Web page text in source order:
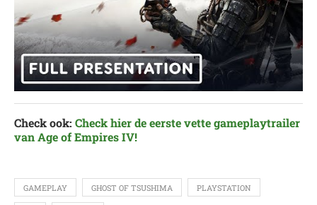
Check ook: Check hier de eerste vette gameplaytrailer
van Age of Empires IV!
GAMEPLAY GHOST OF TSUSHIMA PLAYSTATION